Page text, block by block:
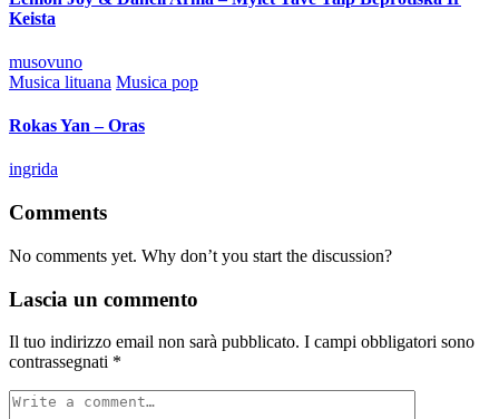
Keista
Posted
by
musovuno
Posted
Musica lituana Musica pop
Rokas Yan – Oras
Posted
ingrida
Comments
No comments yet. Why don’t you start the discussion?
Lascia un commento
Il tuo indirizzo email non sarà pubblicato. I campi obbligatori sono
contrassegnati *